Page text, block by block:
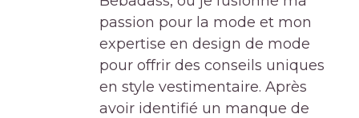
passion pour la mode et mon
expertise en design de mode
pour offrir des conseils uniques
en style vestimentaire. Après
avoir identifié un manque de